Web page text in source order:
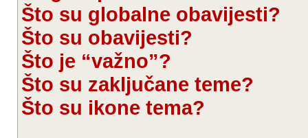
Što su globalne obavijesti?
Što su obavijesti?
Što je “važno”?
Što su zaključane teme?
Što su ikone tema?